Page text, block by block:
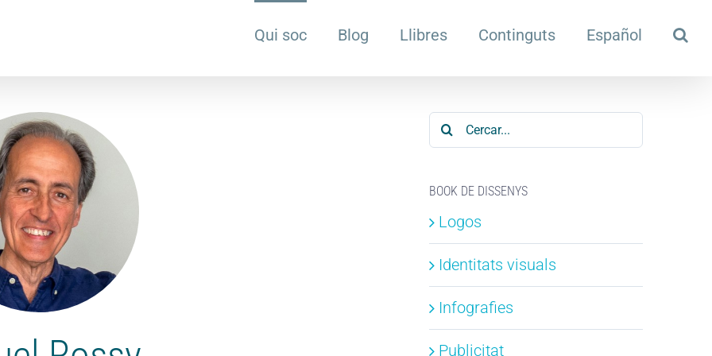
Qui soc Blog Llibres Continguts Español
Cerca
…
BOOK DE DISSENYS
Logos
Identitats visuals
Infografies
Publicitat